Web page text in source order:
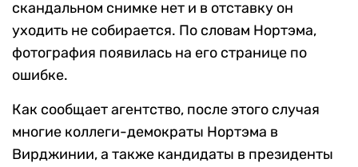
скандальном снимке нет и в отставку он
уходить не собирается. По словам Нортэма,
фотография появилась на его странице по
ошибке.
Как сообщает агентство, после этого случая
многие коллеги-демократы Нортэма в
Вирджинии, а также кандидаты в президенты